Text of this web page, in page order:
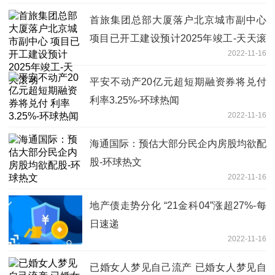
首旅集团总部大厦落户北京城市副中心
项目已开工建设预计2025年竣工-天天滚
2022-11-16
平安不动产20亿元超短期融资券将兑付
利率3.25%-环球热闻
2022-11-16
海通国际：预估大部分民企内房股均欲配
股-环球热文
2022-11-16
地产债走势分化 “21金科04”涨超27%-每
日速递
2022-11-16
已婚女人梦见自己流产 已婚女人梦见自